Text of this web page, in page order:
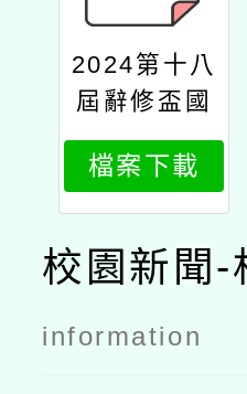
2024第十八
屆辭修盃國
小數學學科
能力競賽辦
法更新
檔案下載
校園新聞-
information